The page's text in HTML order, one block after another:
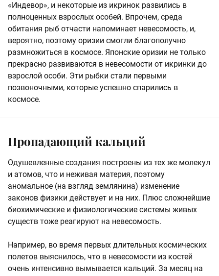
«Индевор», и некоторые из икринок развились в
полноценных взрослых особей. Впрочем, среда
обитания рыб отчасти напоминает невесомость, и,
вероятно, поэтому оризии смогли благополучно
размножиться в космосе. Японские оризии не только
прекрасно развиваются в невесомости от икринки до
взрослой особи. Эти рыбки стали первыми
позвоночными, которые успешно спарились в
космосе.
Пропадающий кальций
Одушевленные создания построены из тех же молекул
и атомов, что и неживая материя, поэтому
аномальное (на взгляд землянина) изменение
законов физики действует и на них. Плюс сложнейшие
биохимические и физиологические системы живых
существ тоже реагируют на невесомость.
Например, во время первых длительных космических
полетов выяснилось, что в невесомости из костей
очень интенсивно вымывается кальций. За месяц на